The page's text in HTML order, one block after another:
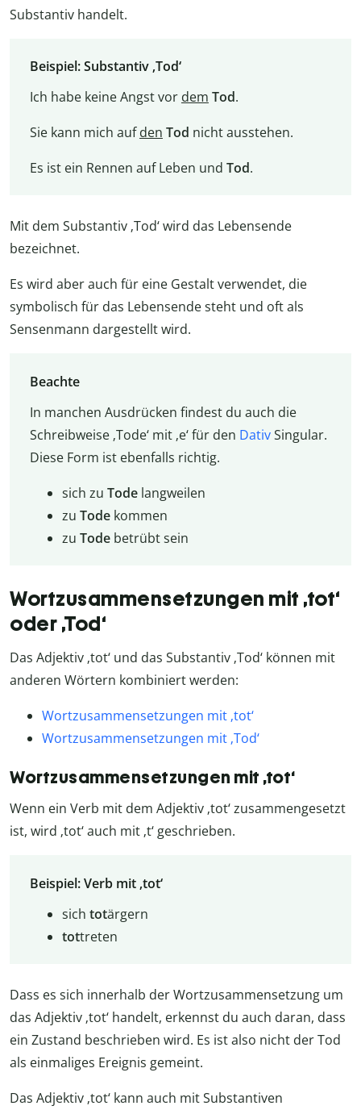
Substantiv handelt.
Beispiel: Substantiv ‚Tod‘
Ich habe keine Angst vor dem Tod.
Sie kann mich aufden Tod nicht ausstehen.
Es ist ein Rennen auf Leben und Tod.
Mit dem Substantiv ‚Tod‘ wird das Lebensende
bezeichnet.
Es wird aber auch für eine Gestalt verwendet, die
symbolisch für das Lebensende steht und oft als
Sensenmann dargestellt wird.
Beachte
In manchen Ausdrücken findest du auch die
Schreibweise ‚Tode‘ mit ‚e‘ für den DativSingular.
Diese Form ist ebenfalls richtig.
sich zu Tode langweilen
zu Tode kommen
zu Tode betrübt sein
Wortzusammensetzungen mit ‚tot‘
oder ‚Tod‘
Das Adjektiv ‚tot‘ und das Substantiv ‚Tod‘ können mit
anderen Wörtern kombiniert werden:
Wortzusammensetzungen mit ‚tot‘
Wortzusammensetzungen mit ‚Tod‘
Wortzusammensetzungen mit ‚tot‘
Wenn ein Verb mit dem Adjektiv ‚tot‘ zusammengesetzt
ist, wird ‚tot‘ auch mit ‚t‘ geschrieben.
Beispiel: Verb mit ‚tot‘
sich totärgern
tottreten
Dass es sich innerhalb der Wortzusammensetzung um
das Adjektiv ‚tot‘ handelt, erkennst du auch daran, dass
ein Zustand beschrieben wird. Es ist also nicht der Tod
als einmaliges Ereignis gemeint.
Das Adjektiv ‚tot‘ kann auch mit Substantiven